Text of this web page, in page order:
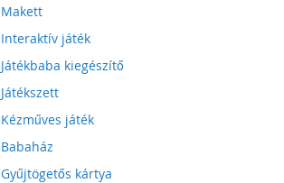
Makett
Interaktív játék
Játékbaba kiegészítő
Játékszett
Kézműves játék
Babaház
Gyűjtögetős kártya